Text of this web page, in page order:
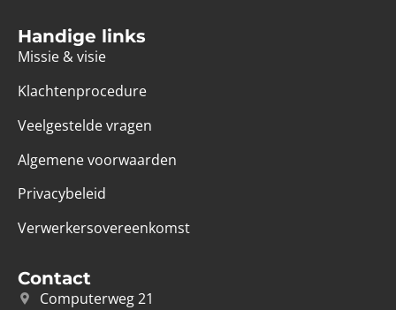
Handige links
Missie & visie
Klachtenprocedure
Veelgestelde vragen
Algemene voorwaarden
Privacybeleid
Verwerkersovereenkomst
Contact
Computerweg 21